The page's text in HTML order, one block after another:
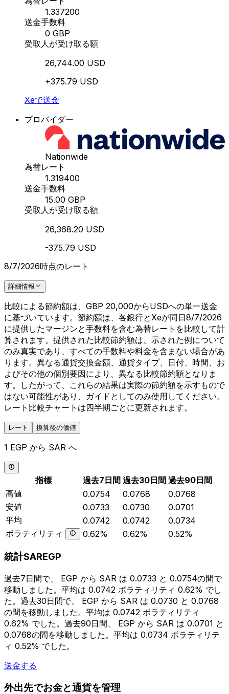
1.337200
送金手数料
0 GBP
受取人が受け取る額
26,744.00 USD
+375.79 USD
Xeで送金
プロバイダー
Nationwide
為替レート
1.319400
送金手数料
15.00 GBP
受取人が受け取る額
26,368.20 USD
-375.79 USD
8/7/2026時点のレート
詳細情報
比較による節約額は、GBP 20,000からUSDへの単一送金
に基づいています。節約額は、各銀行とXeが同日8/7/2026
に提供したマージンと手数料を含む為替レートを比較して計
算されます。提供された比較節約額は、示された例について
のみ真実であり、すべての手数料や料金を含まない場合があ
ります。異なる通貨交換金額、通貨タイプ、日付、時間、お
よびその他の個別要因により、異なる比較節約額となりま
す。したがって、これらの結果は実際の節約額を示すもので
はない可能性があり、ガイドとしてのみ使用してください。
レート比較チャートは四半期ごとに更新されます。
レート 換算後の価値
1 EGP から SAR へ
指標 過去7日間 過去30日間 過去90日間
高値
0.0754 0.0768
0.0768
安値
0.0733 0.0730
0.0701
平均
0.0742 0.0742
0.0734
ボラティリティ
0.62% 0.62% 0.52%
統計SAREGP
過去7日間で、 EGP から SAR は 0.0733 と 0.0754の間で
移動しました。平均は 0.0742 ボラティリティ 0.62% でし
た。過去30日間で、 EGP から SAR は 0.0730 と 0.0768
の間を移動しました。平均は 0.0742 ボラティリティ
0.62% でした。過去90日間、 EGP から SAR は 0.0701 と
0.0768の間を移動しました。平均は 0.0734 ボラティリテ
ィ 0.52% でした。
送金する
外出先でお金と通貨を管理